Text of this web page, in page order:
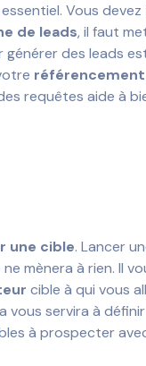
Vous devez
de leads, il faut
des leads
requêtes aide à
une cible. Lancer
mènera à rien. Il
cible à qui vous
vous servira à
à prospecter